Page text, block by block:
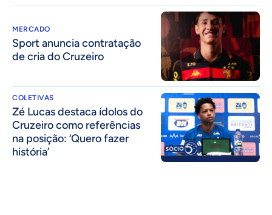
MERCADO
Sport anuncia contratação
de cria do Cruzeiro
COLETIVAS
Zé Lucas destaca ídolos do
Cruzeiro como referências
na posição: ‘Quero fazer
história’